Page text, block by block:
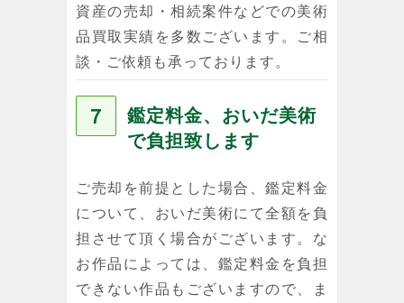
資産の売却・相続案件などでの美術
品買取実績を多数ございます。ご相
談・ご依頼も承っております。
７
鑑定料金、おいだ美術
で負担致します
ご売却を前提とした場合、鑑定料金
について、おいだ美術にて全額を負
担させて頂く場合がございます。な
お作品によっては、鑑定料金を負担
できない作品もございますので、ま